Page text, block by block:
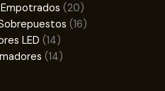
producto
Empotrados 2020
productos
1616
LED 1414
productos
1414